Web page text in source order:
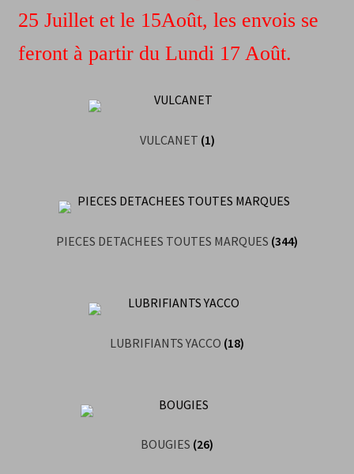
25 Juillet et le 15Août, les envois se
feront à partir du Lundi 17 Août.
VULCANET (1)
PIECES DETACHEES TOUTES MARQUES (344)
LUBRIFIANTS YACCO (18)
BOUGIES (26)